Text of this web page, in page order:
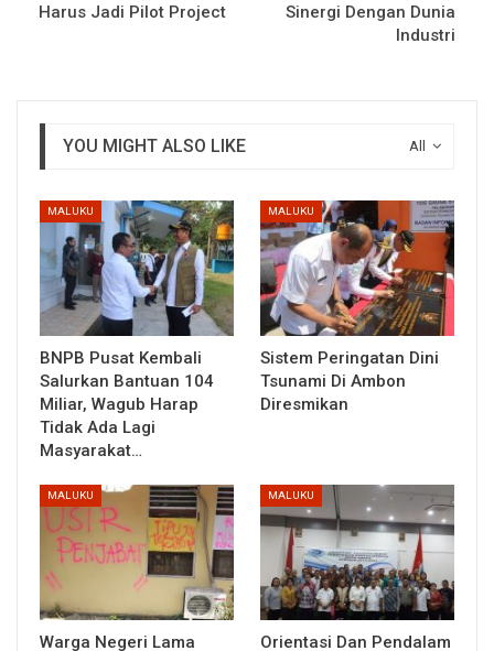
Harus Jadi Pilot Project
Sinergi Dengan Dunia
Industri
All
YOU MIGHT ALSO LIKE
MALUKU
BNPB Pusat Kembali
Salurkan Bantuan 104
Miliar, Wagub Harap
Tidak Ada Lagi
Masyarakat…
MALUKU
Sistem Peringatan Dini
Tsunami Di Ambon
Diresmikan
MALUKU
Warga Negeri Lama
MALUKU
Orientasi Dan Pendalam